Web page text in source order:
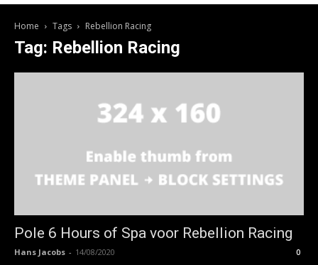
Home Tags Rebellion Racing
Tag: Rebellion Racing
Pole 6 Hours of Spa voor Rebellion Racing
Hans Jacobs - 14/08/2020 0